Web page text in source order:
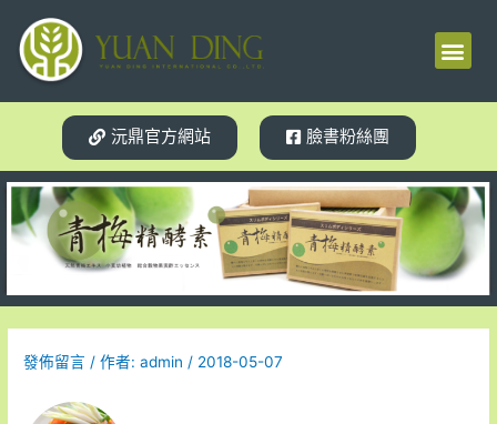
沅鼎官方網站 臉書粉絲團
發佈留言 / 作者:admin / 2018-05-07